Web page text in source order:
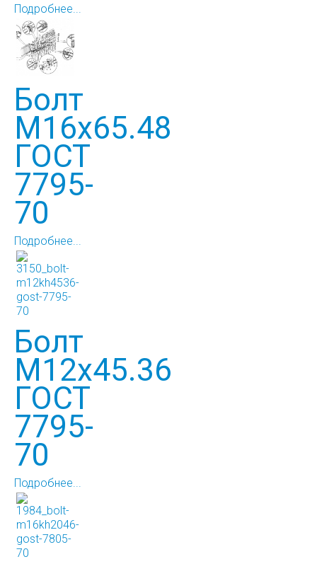
Подробнее...
Болт
М16х65.48
ГОСТ
7795-
70
Подробнее...
Болт
М12х45.36
ГОСТ
7795-
70
Подробнее...